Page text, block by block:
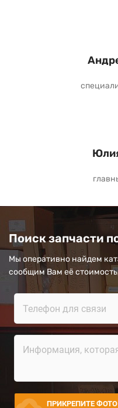
Поиск запчасти
Мы оперативно найдем
сообщим Вам её
ПРИКРЕПИТЕ ФОТО